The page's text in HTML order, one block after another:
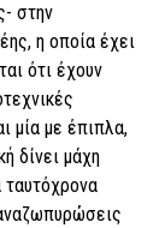
στην
η οποία έχει
ότι έχουν
μία με έπιπλα,
δίνει μάχη